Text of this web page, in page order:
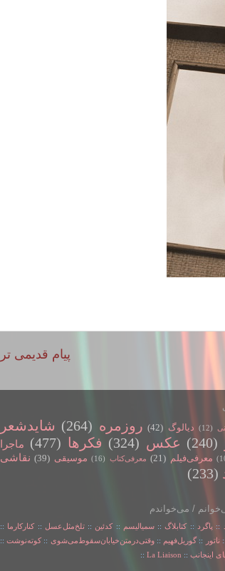
پیام قدیمی تر
(12) دیالوگ (42) روزمره (264) شایدشعر
(240) عکس (324) فکرها (477)
ماجرا
معرفی‌فیلم (21) معرفی‌کتاب (16) موسیقی (39) نقاشی
(233)
/ می‌خواندم
:: پاگرد :: کتابلاگ::سمیالیسم :: کدئین ::تلخ‌مثل‌عسل :: کنارکارما ::
:: ناتور :: گوریل‌فهیم ::وقتی‌در‌متن‌خیابان‌سقوط‌می‌شوی :: کوته‌نوشت::
اینجانب ::
La Liaison
::